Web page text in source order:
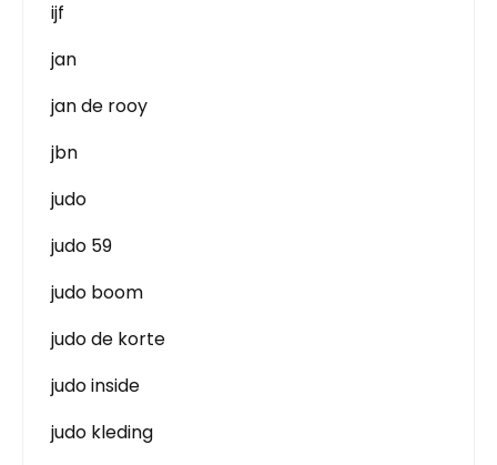
ijf
jan
jan de rooy
jbn
judo
judo 59
judo boom
judo de korte
judo inside
judo kleding